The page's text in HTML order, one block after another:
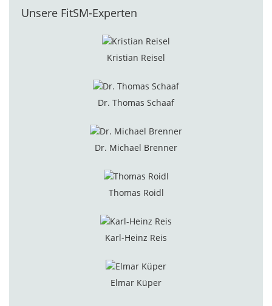
Unsere FitSM-Experten
Kristian Reisel
Dr. Thomas Schaaf
Dr. Michael Brenner
Thomas Roidl
Karl-Heinz Reis
Elmar Küper